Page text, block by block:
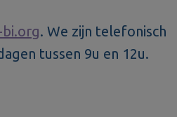
. We zijn telefonisch
tussen 9u en 12u.